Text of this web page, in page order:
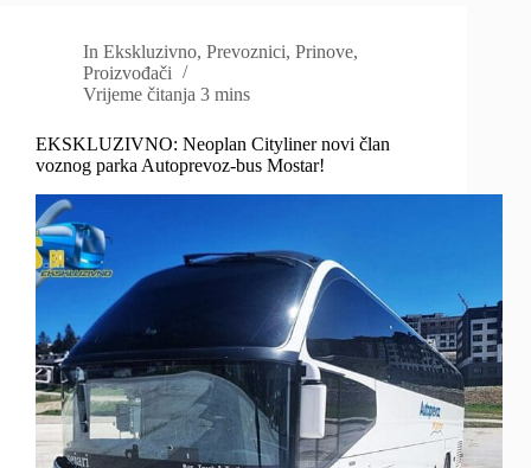
In Ekskluzivno,Prevoznici,Prinove,
Proizvođači
Vrijeme čitanja 3 mins
EKSKLUZIVNO: Neoplan Cityliner novi član
voznog parka Autoprevoz-bus Mostar!